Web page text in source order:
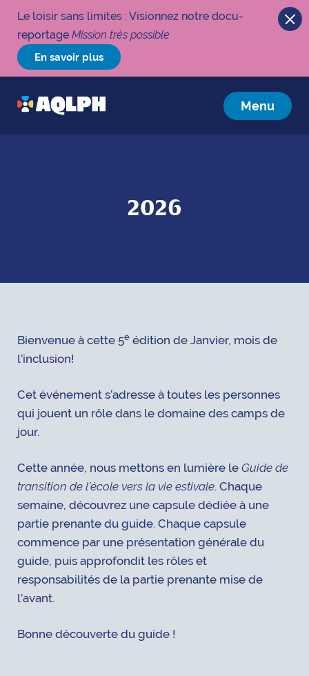
Le loisir sans limites : Visionnez notre docu-
reportage Mission très possible
En savoir plus
Menu
2026
Bienvenue à cette 5e édition de Janvier, mois de
l’inclusion!
Cet événement s’adresse à toutes les personnes
qui jouent un rôle dans le domaine des camps de
jour.
Cette année, nous mettons en lumière le Guide de
transition de l’école vers la vie estivale. Chaque
semaine, découvrez une capsule dédiée à une
partie prenante du guide. Chaque capsule
commence par une présentation générale du
guide, puis approfondit les rôles et
responsabilités de la partie prenante mise de
l’avant.
Bonne découverte du guide !